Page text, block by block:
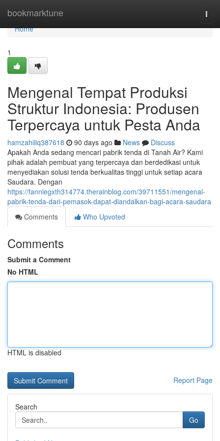
bookmarktune
Home
Home
1
Mengenal Tempat Produksi
Struktur Indonesia: Produsen
Terpercaya untuk Pesta Anda
hamzahiilq387618 90 days ago News
Discuss
Apakah Anda sedang mencari pabrik tenda di Tanah Air? Kami
pihak adalah pembuat yang terpercaya dan berdedikasi untuk
menyediakan solusi tenda berkualitas tinggi untuk setiap acara
Saudara. Dengan
https://fanniegxth314774.therainblog.com/39711551/mengenal-
pabrik-tenda-dari-pemasok-dapat-diandalkan-bagi-acara-saudara
Comments
Who Upvoted
Comments
Submit a Comment
No HTML
HTML is disabled
Report Page
Search
Go